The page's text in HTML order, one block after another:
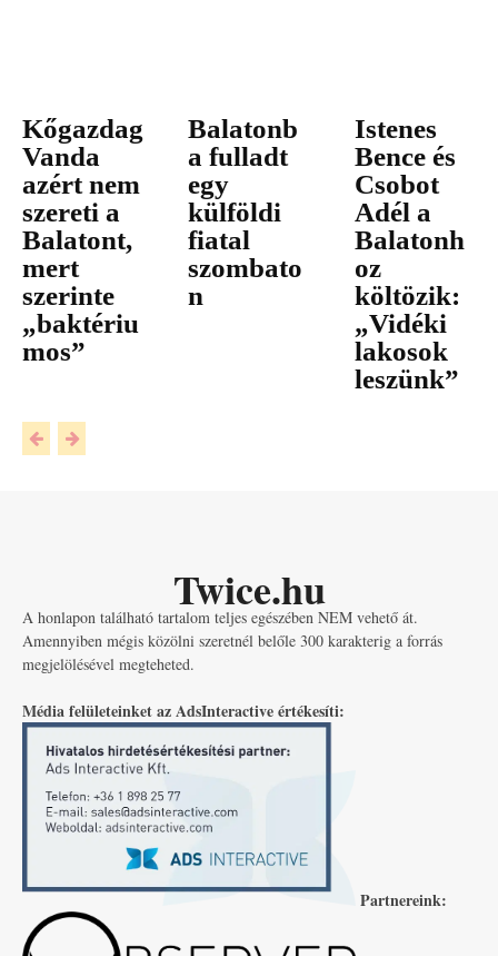
Kőgazdag
Vanda
azért nem
szereti a
Balatont,
mert
szerinte
„baktériu
mos”
Balatonb
a fulladt
egy
külföldi
fiatal
szombato
n
Istenes
Bence és
Csobot
Adél a
Balatonh
oz
költözik:
„Vidéki
lakosok
leszünk”
Twice.hu
A honlapon található tartalom teljes egészében NEM vehető át.
Amennyiben mégis közölni szeretnél belőle 300 karakterig a forrás
megjelölésével megteheted.
Média felületeinket az AdsInteractive értékesíti:
Partnereink: